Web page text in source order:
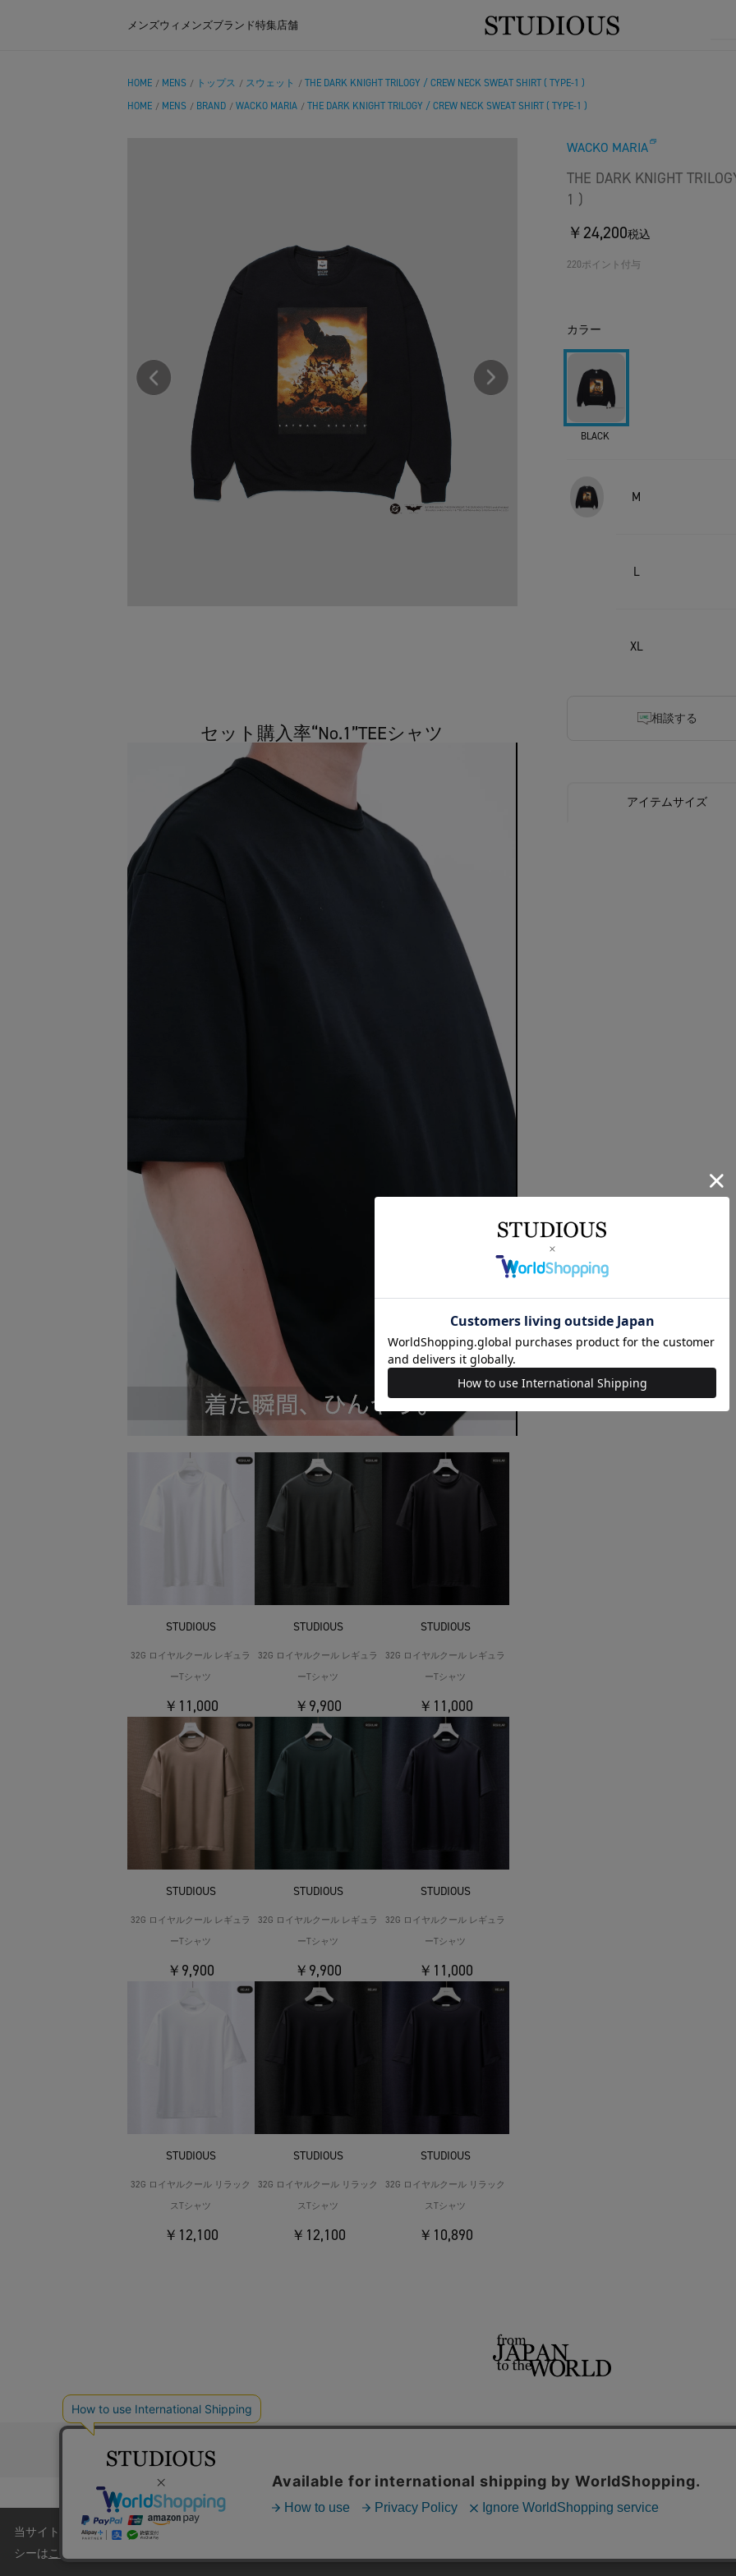
メンズウィメンズブランド特集店舗
HOME / MENS / トップス / スウェット / THE DARK KNIGHT TRILOGY / CREW NECK SWEAT SHIRT ( TYPE-1 )
HOME / MENS / BRAND / WACKO MARIA / THE DARK KNIGHT TRILOGY / CREW NECK SWEAT SHIRT ( TYPE-1 )
セット購入率“No.1”TEEシャツ
STUDIOUS
32G ロイヤルクール レギュラ
ーTシャツ
￥11,000
STUDIOUS
32G ロイヤルクール レギュラ
ーTシャツ
￥9,900
STUDIOUS
32G ロイヤルクール レギュラ
ーTシャツ
￥11,000
STUDIOUS
32G ロイヤルクール レギュラ
ーTシャツ
￥9,900
STUDIOUS
32G ロイヤルクール レギュラ
ーTシャツ
￥9,900
STUDIOUS
32G ロイヤルクール レギュラ
ーTシャツ
￥11,000
STUDIOUS
32G ロイヤルクール リラック
スTシャツ
￥12,100
STUDIOUS
32G ロイヤルクール リラック
スTシャツ
￥12,100
STUDIOUS
32G ロイヤルクール リラック
スTシャツ
￥10,890
WACKO MARIA
THE DARK KNIGHT
1 )
￥24,200税込
220ポイント付与
カラー
BLACK
M
L
XL
相談する
アイテムサイズ
コーポレートサイト 採用サイト THE TOKYO CONZ UNITED TOKYO PUBLIC TOKYO
当サイトはクッキー(cookie)を使用します。クッキーはサイト内の一部の機能および、サイトの使用状況の分析からマーケティング活動に利
シーはこちら